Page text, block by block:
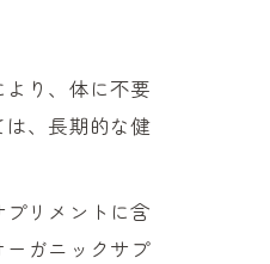
り、体に不要
、長期的な健
リメントに含
ガニックサプ